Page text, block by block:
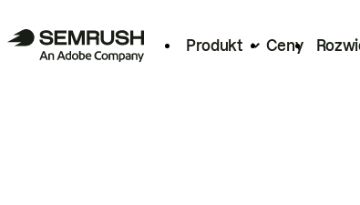
Produkt Ceny